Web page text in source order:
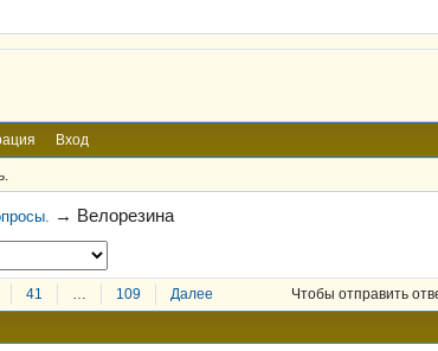
Вход
→ Велорезина
41 … 109 Далее
Чтобы отправить